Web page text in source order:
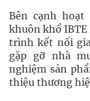
Bên cạnh
khuôn khổ IBTE
trình kết nối
gặp gỡ nhà
nghiệm sản
thiệu thương